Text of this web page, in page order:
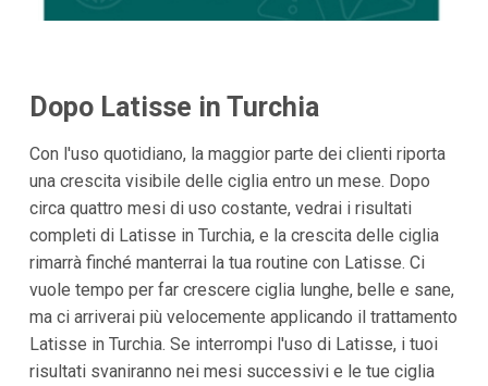
Dopo Latisse in Turchia
Con l'uso quotidiano, la maggior parte dei clienti riporta
una crescita visibile delle ciglia entro un mese. Dopo
circa quattro mesi di uso costante, vedrai i risultati
completi di Latisse in Turchia, e la crescita delle ciglia
rimarrà finché manterrai la tua routine con Latisse. Ci
vuole tempo per far crescere ciglia lunghe, belle e sane,
ma ci arriverai più velocemente applicando il trattamento
Latisse in Turchia. Se interrompi l'uso di Latisse, i tuoi
risultati svaniranno nei mesi successivi e le tue ciglia